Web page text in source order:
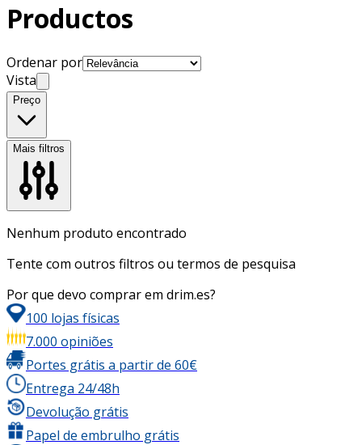
Productos
Ordenar por
Vista
Preço
Mais filtros
Nenhum produto encontrado
Tente com outros filtros ou termos de pesquisa
Por que devo comprar em drim.es?
100 lojas físicas
7.000 opiniões
Portes grátis a partir de 60€
Entrega 24/48h
Devolução grátis
Papel de embrulho grátis